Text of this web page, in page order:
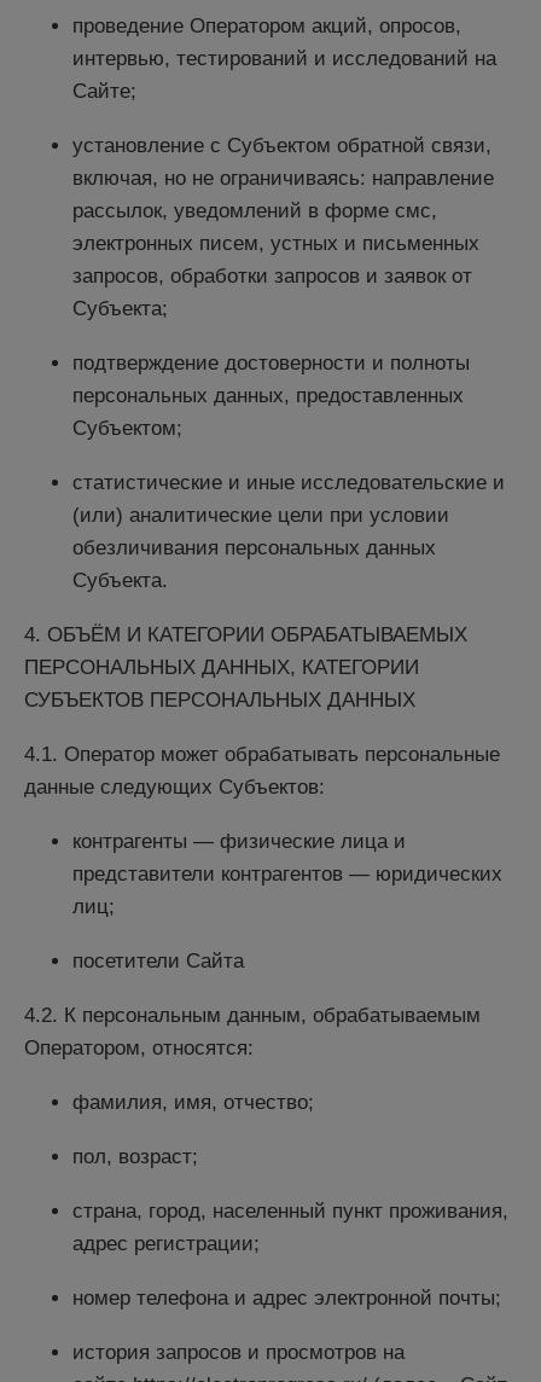
проведение Оператором акций, опросов,
интервью, тестирований и исследований на
Сайте;
установление с Субъектом обратной связи,
включая, но не ограничиваясь: направление
рассылок, уведомлений в форме смс,
электронных писем, устных и письменных
запросов, обработки запросов и заявок от
Субъекта;
подтверждение достоверности и полноты
персональных данных, предоставленных
Субъектом;
статистические и иные исследовательские и
(или) аналитические цели при условии
обезличивания персональных данных
Субъекта.
4. ОБЪЁМ И КАТЕГОРИИ ОБРАБАТЫВАЕМЫХ
ПЕРСОНАЛЬНЫХ ДАННЫХ, КАТЕГОРИИ
СУБЪЕКТОВ ПЕРСОНАЛЬНЫХ ДАННЫХ
4.1. Оператор может обрабатывать персональные
данные следующих Субъектов:
контрагенты — физические лица и
представители контрагентов — юридических
лиц;
посетители Сайта
4.2. К персональным данным, обрабатываемым
Оператором, относятся:
фамилия, имя, отчество;
пол, возраст;
страна, город, населенный пункт проживания,
адрес регистрации;
номер телефона и адрес электронной почты;
история запросов и просмотров на